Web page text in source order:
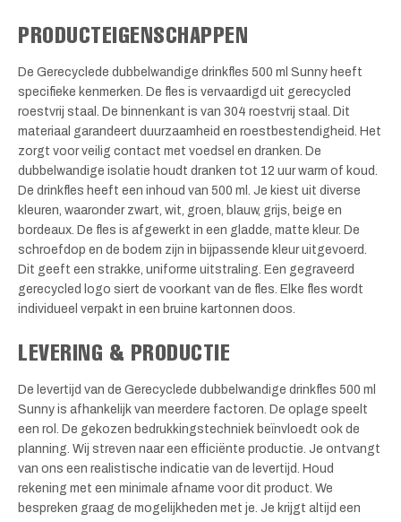
PRODUCTEIGENSCHAPPEN
De Gerecyclede dubbelwandige drinkfles 500 ml Sunny heeft
specifieke kenmerken. De fles is vervaardigd uit gerecycled
roestvrij staal. De binnenkant is van 304 roestvrij staal. Dit
materiaal garandeert duurzaamheid en roestbestendigheid. Het
zorgt voor veilig contact met voedsel en dranken. De
dubbelwandige isolatie houdt dranken tot 12 uur warm of koud.
De drinkfles heeft een inhoud van 500 ml. Je kiest uit diverse
kleuren, waaronder zwart, wit, groen, blauw, grijs, beige en
bordeaux. De fles is afgewerkt in een gladde, matte kleur. De
schroefdop en de bodem zijn in bijpassende kleur uitgevoerd.
Dit geeft een strakke, uniforme uitstraling. Een gegraveerd
gerecycled logo siert de voorkant van de fles. Elke fles wordt
individueel verpakt in een bruine kartonnen doos.
LEVERING & PRODUCTIE
De levertijd van de Gerecyclede dubbelwandige drinkfles 500 ml
Sunny is afhankelijk van meerdere factoren. De oplage speelt
een rol. De gekozen bedrukkingstechniek beïnvloedt ook de
planning. Wij streven naar een efficiënte productie. Je ontvangt
van ons een realistische indicatie van de levertijd. Houd
rekening met een minimale afname voor dit product. We
bespreken graag de mogelijkheden met je. Je krijgt altijd een